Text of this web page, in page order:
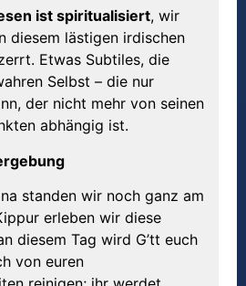
ist spiritualisiert, wir
diesem lästigen irdischen
Etwas Subtiles, die
Selbst – die nur
der nicht mehr von seinen
abhängig ist.
standen wir noch ganz am
erleben wir diese
diesem Tag wird G’tt euch
von euren